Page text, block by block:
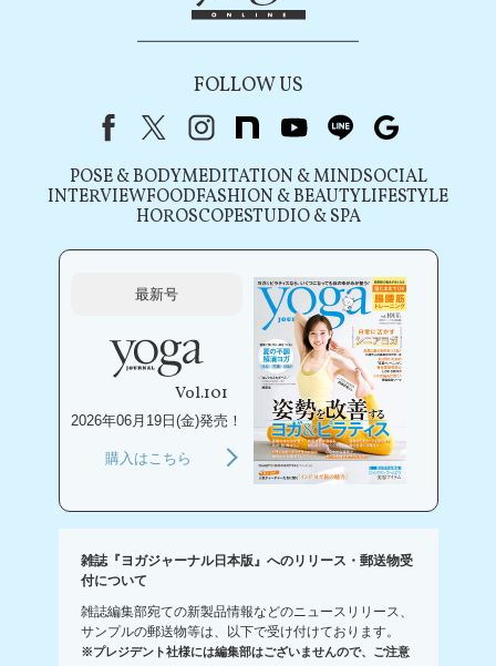
FOLLOW US
FacebookX（旧Twitter）
instagram
note youtubeline
POSE & BODYMEDITATION & MINDSOCIAL
INTERVIEWFOODFASHION & BEAUTYLIFESTYLE
HOROSCOPESTUDIO & SPA
最新号
Vol.101
2026年06月19日(金)発売！
購入はこちら
雑誌『ヨガジャーナル日本版』へのリリース・郵送物受
付について
雑誌編集部宛ての新製品情報などのニュースリリース、
サンプルの郵送物等は、以下で受け付けております。
※プレジデント社様には編集部はございませんので、ご注意